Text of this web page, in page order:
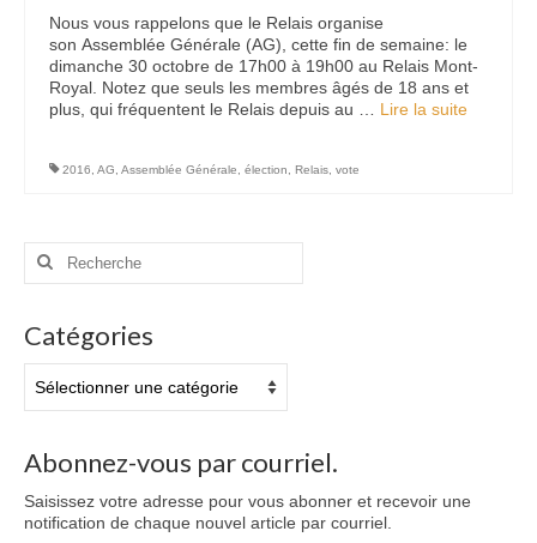
Nous vous rappelons que le Relais organise
son Assemblée Générale (AG), cette fin de semaine: le
dimanche 30 octobre de 17h00 à 19h00 au Relais Mont-
Royal. Notez que seuls les membres âgés de 18 ans et
plus, qui fréquentent le Relais depuis au … Lire la suite­­
2016 AG Assemblée Générale élection Relais vote
Rechercher
Catégories
Abonnez-vous par courriel.
Saisissez votre adresse pour vous abonner et recevoir une
notification de chaque nouvel article par courriel.